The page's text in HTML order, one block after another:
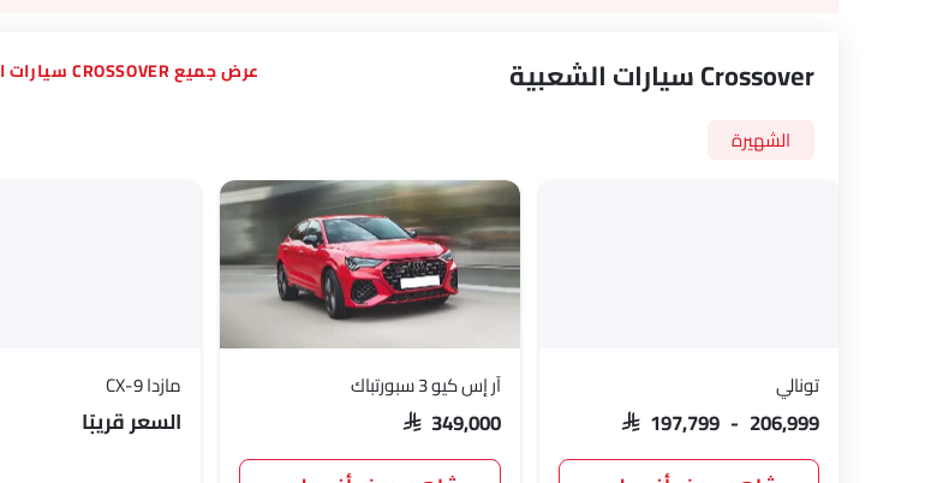
Crossover سيارات الشعبية
الشهيرة
تونالي
SAR 197,799 - 206,999
آر إس كيو 3 سبورتباك
SAR 349,000
مازدا CX-9
السعر قريبًا
CROSSOVER سيارات الشهيرة